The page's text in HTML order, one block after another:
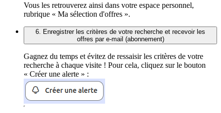
Vous les retrouverez ainsi dans votre espace personnel,
rubrique « Ma sélection d'offres ».
6. Enregistrer les critères de votre recherche et recevoir les
offres par e-mail (abonnement)
Gagnez du temps et évitez de ressaisir les critères de votre
recherche à chaque visite ! Pour cela, cliquez sur le bouton
« Créer une alerte » :